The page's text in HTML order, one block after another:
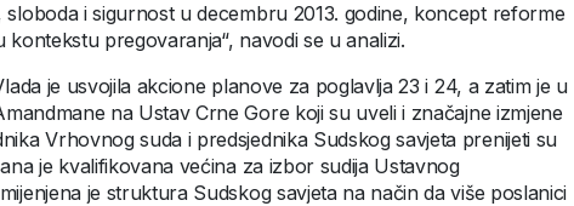
i sigurnost u decembru 2013. godine, koncept reforme
pregovaranja“, navodi se u analizi.
je usvojila akcione planove za poglavlja 23 i 24, a zatim je u
na Ustav Crne Gore koji su uveli i značajne izmjene
Vrhovnog suda i predsjednika Sudskog savjeta prenijeti su
je kvalifikovana većina za izbor sudija Ustavnog
je struktura Sudskog savjeta na način da više poslanici